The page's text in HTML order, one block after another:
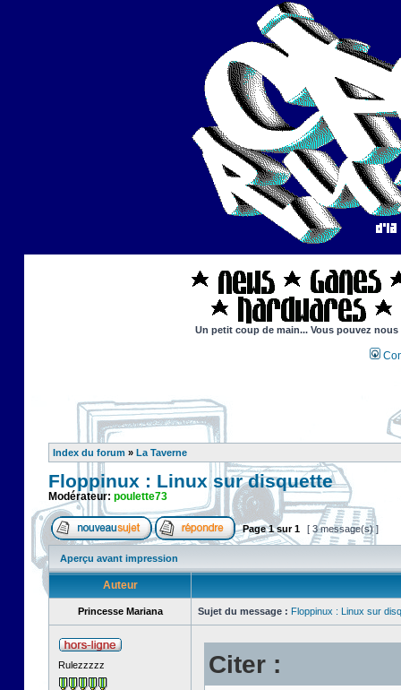
Un petit coup de main... Vous pouvez
Index du forum » La Taverne
Floppinux : Linux sur disquette
Modérateur: poulette73
Page1sur1 [ 3 message(s) ]
Aperçu avant impression
Auteur
Princesse Mariana Sujet du message : Floppinux : Linux sur
Rulezzzzz Citer :